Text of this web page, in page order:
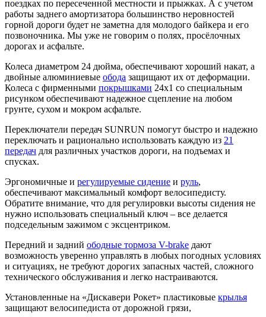
поездках по пересеченной местности и прыжках. А с учетом
работы заднего амортизатора большинство неровностей
горной дороги будет не заметна для молодого байкера и его
позвоночника. Мы уже не говорим о полях, просёлочных
дорогах и асфальте.
Колеса диаметром 24 дюйма, обеспечивают хороший накат, а
двойные алюминиевые обода защищают их от деформации.
Колеса с фирменными покрышками 24x1 со специальным
рисунком обеспечивают надежное сцепление на любом
грунте, сухом и мокром асфальте.
Переключатели передач SUNRUN помогут быстро и надежно
переключать и рационально использовать каждую из 21
передач для различных участков дороги, на подъемах и
спусках.
Эргономичные и регулируемые сидение и руль,
обеспечивают максимальный комфорт велосипедисту.
Обратите внимание, что для регулировки высоты сидения не
нужно использовать специальный ключ – все делается
подседельным зажимом с эксцентриком.
Передний и задний ободные тормоза V-brake дают
возможность уверенно управлять в любых погодных условиях
и ситуациях, не требуют дорогих запасных частей, сложного
технического обслуживания и легко настраиваются.
Установленные на «Дискавери Рокет» пластиковые крылья
защищают велосипедиста от дорожной грязи,